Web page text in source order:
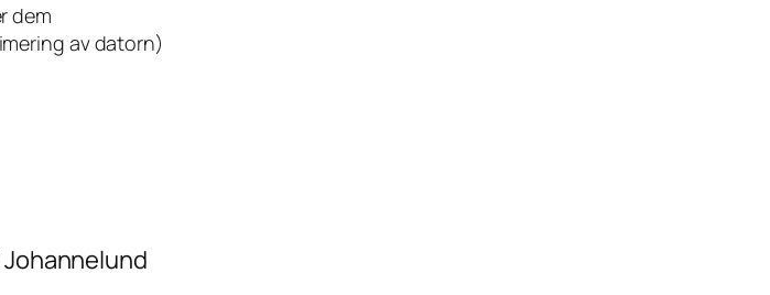
dem
av datorn)